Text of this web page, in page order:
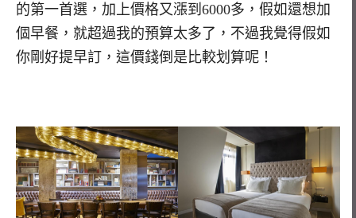
的第一首選，加上價格又漲到6000多，假如還想加
個早餐，就超過我的預算太多了，不過我覺得假如
你剛好提早訂，這價錢倒是比較划算呢！